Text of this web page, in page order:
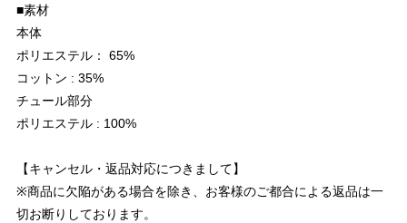
■素材
本体
ポリエステル： 65%
コットン : 35%
チュール部分
ポリエステル : 100%
【キャンセル・返品対応につきまして】
※商品に欠陥がある場合を除き、お客様のご都合による返品は一
切お断りしております。